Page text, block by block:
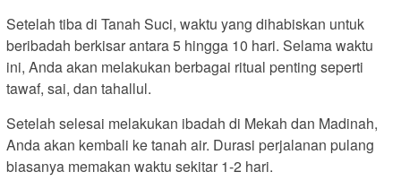
Setelah tiba di Tanah Suci, waktu yang dihabiskan untuk
beribadah berkisar antara 5 hingga 10 hari. Selama waktu
ini, Anda akan melakukan berbagai ritual penting seperti
tawaf, sai, dan tahallul.
Setelah selesai melakukan ibadah di Mekah dan Madinah,
Anda akan kembali ke tanah air. Durasi perjalanan pulang
biasanya memakan waktu sekitar 1-2 hari.